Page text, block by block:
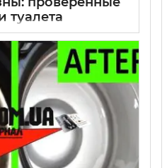
туалета